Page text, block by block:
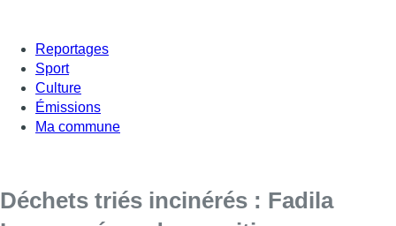
Reportages
Sport
Culture
Émissions
Ma commune
Déchets triés incinérés : Fadila